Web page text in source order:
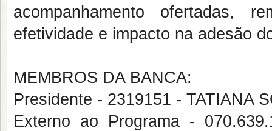
acompanhamento ofertadas,
efetividade e impacto na adesão
MEMBROS DA BANCA:
Presidente - 2319151 - TATIANA
Externo ao Programa -